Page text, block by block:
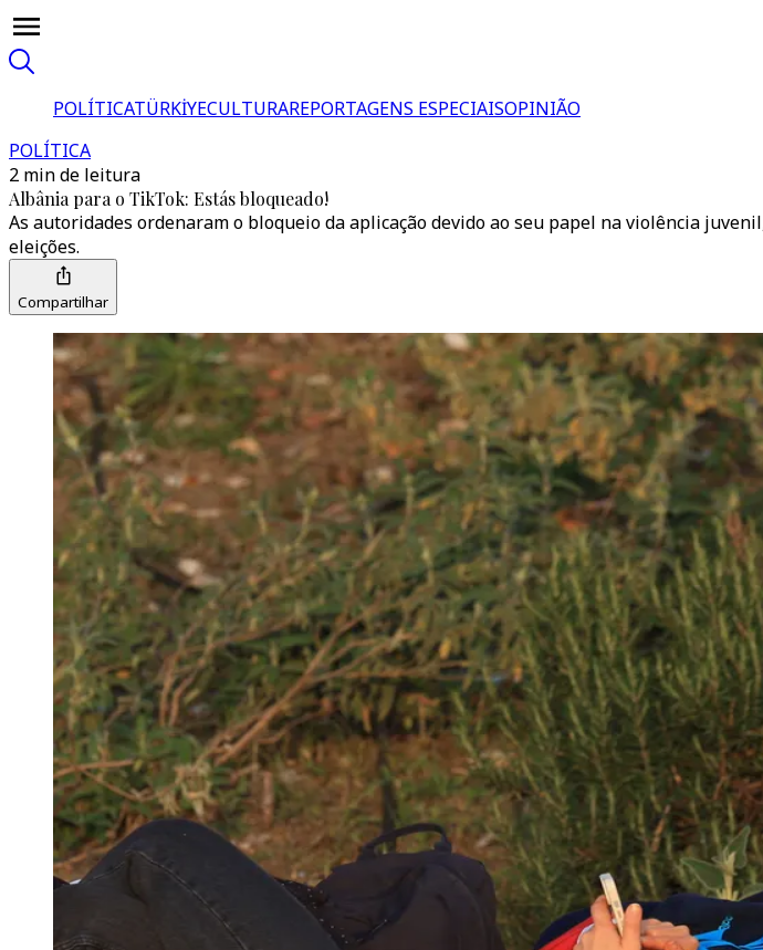
POLÍTICATÜRKİYECULTURAREPORTAGENS ESPECIAISOPINIÃO
POLÍTICA
2 min de leitura
Albânia para o TikTok: Estás bloqueado!
As autoridades ordenaram o bloqueio da aplicação devido ao seu papel na violência
eleições.
Compartilhar